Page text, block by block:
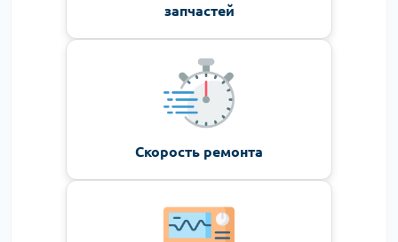
запчастей
Скорость ремонта